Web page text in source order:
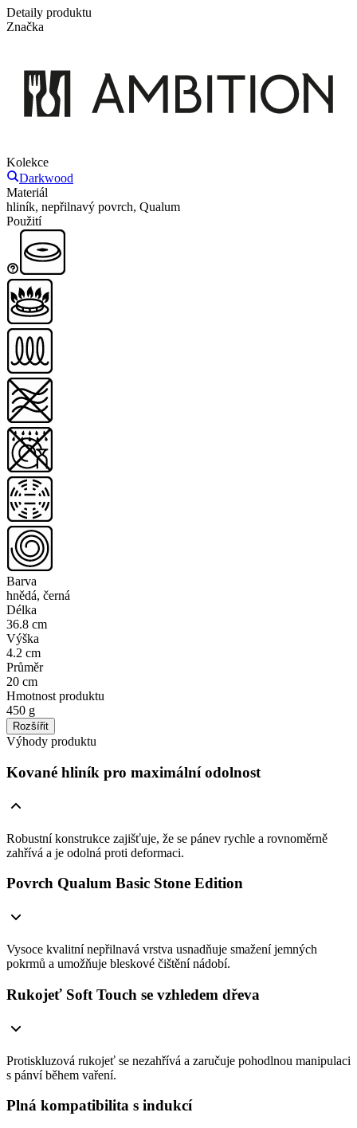
Detaily produktu
Značka
Kolekce
Darkwood
Materiál
hliník, nepřilnavý povrch, Qualum
Použití
Barva
hnědá, černá
Délka
36.8 cm
Výška
4.2 cm
Průměr
20 cm
Hmotnost produktu
450 g
Rozšířit
Výhody produktu
Kované hliník pro maximální odolnost
Robustní konstrukce zajišťuje, že se pánev rychle a rovnoměrně
zahřívá a je odolná proti deformaci.
Povrch Qualum Basic Stone Edition
Vysoce kvalitní nepřilnavá vrstva usnadňuje smažení jemných
pokrmů a umožňuje bleskové čištění nádobí.
Rukojeť Soft Touch se vzhledem dřeva
Protiskluzová rukojeť se nezahřívá a zaručuje pohodlnou manipulaci
s pánví během vaření.
Plná kompatibilita s indukcí